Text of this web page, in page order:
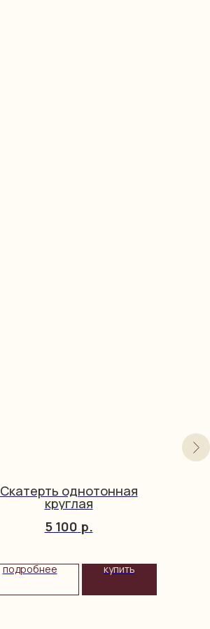
Скатерть однотонная
круглая
5 100 р.
подробнее купить